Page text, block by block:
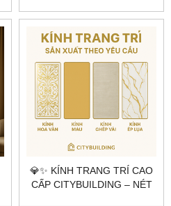
ĐẠI
💎✨ KÍNH TRANG TRÍ CAO
CẤP CITYBUILDING – NÉT